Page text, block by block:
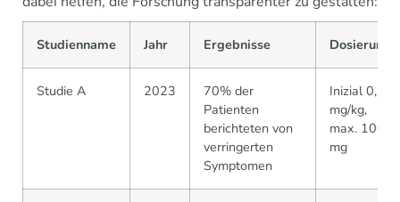
Studienname Jahr Ergebnisse Dosierung
Studie A 2023
70% der
Patienten
berichteten von
verringerten
Symptomen
Inizial 0,5
mg/kg,
max. 100
mg